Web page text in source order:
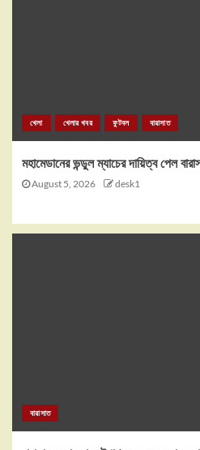
খেলা খেলার খবর ফুটবল বারাসাত
মহামেডানের ভন্ডুল ম্যাচের দায়িত্ব পেল
August 5, 2026 desk1
বারাসাত